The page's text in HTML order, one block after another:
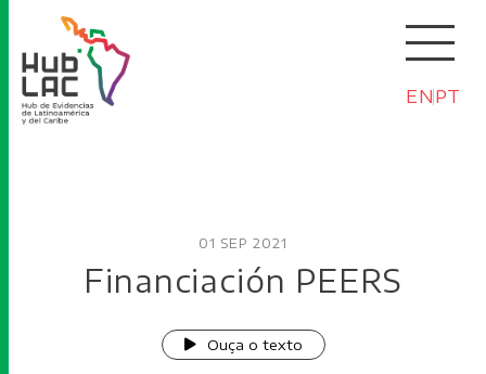
EN PT
01 SEP 2021
Financiación PEERS
Ouça o texto